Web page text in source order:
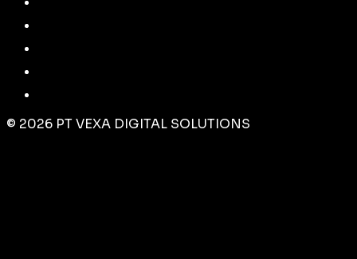
© 2026 PT VEXA DIGITAL SOLUTIONS